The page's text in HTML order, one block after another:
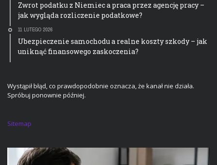
Zwrot podatku z Niemiec a praca przez agencję pracy –
jak wygląda rozliczenie podatkowe?
11 LUTEGO 2026
Ubezpieczenie samochodu a realne koszty szkody – jak
uniknąć finansowego zaskoczenia?
Wystąpił błąd, co prawdopodobnie oznacza, że kanał nie działa.
Spróbuj ponownie później.
Sitemap